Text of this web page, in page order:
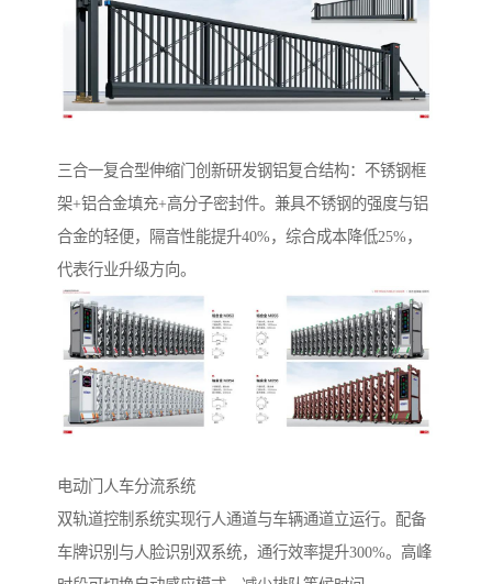
‌三合一复合型伸缩门‌创新研发钢铝复合结构：不锈钢框
架+铝合金填充+高分子密封件。兼具不锈钢的强度与铝
合金的轻便，隔音性能提升40%，综合成本降低25%，
代表行业升级方向。
电动门人车分流系统‌
双轨道控制系统实现行人通道与车辆通道立运行。配备
车牌识别与人脸识别双系统，通行效率提升300%。高峰